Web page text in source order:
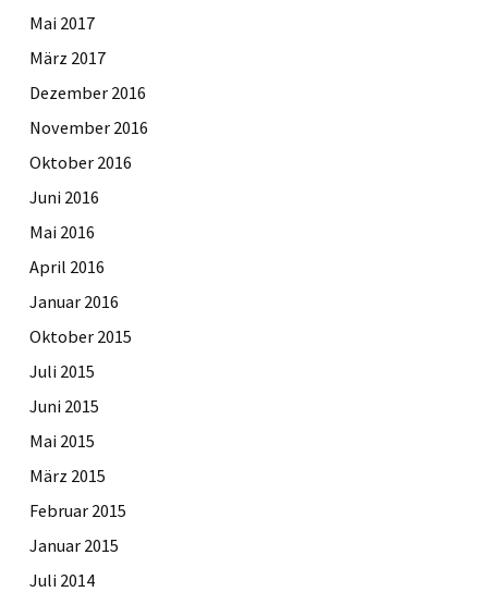
Mai 2017
März 2017
Dezember 2016
November 2016
Oktober 2016
Juni 2016
Mai 2016
April 2016
Januar 2016
Oktober 2015
Juli 2015
Juni 2015
Mai 2015
März 2015
Februar 2015
Januar 2015
Juli 2014